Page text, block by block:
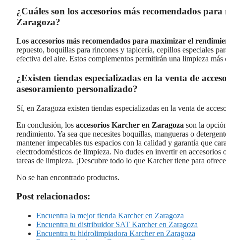
¿Cuáles son los accesorios más recomendados
Zaragoza?
Los accesorios más recomendados para maximizar el
repuesto, boquillas para rincones y tapicería, cepillos especiales
efectiva del aire. Estos complementos permitirán una limpieza
¿Existen tiendas especializadas en la venta de
asesoramiento personalizado?
Sí, en Zaragoza existen tiendas especializadas en la venta de
En conclusión, los accesorios Karcher en Zaragoza son la
rendimiento. Ya sea que necesites boquillas, mangueras o
mantener impecables tus espacios con la calidad y garantía que
electrodomésticos de limpieza. No dudes en invertir en accesorios
tareas de limpieza. ¡Descubre todo lo que Karcher tiene para
No se han encontrado productos.
Post relacionados:
Encuentra la mejor tienda Karcher en Zaragoza
Encuentra tu distribuidor SAT Karcher en Zaragoza
Encuentra tu hidrolimpiadora Karcher en Zaragoza